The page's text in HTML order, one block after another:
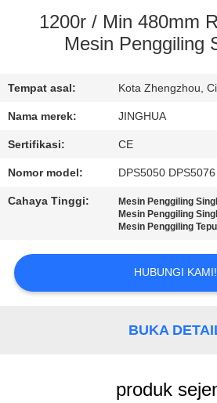
TENTANG
TUR
PABRIK
KONTROL
KAMI
PENAWARAN
1200r / Min 480mm
Mesin Penggiling
Tempat asal: Kota Zhengzhou,
Nama merek: JINGHUA
Sertifikasi: CE
Nomor model: DPS5050
Cahaya Tinggi: Mesin Penggiling
Mesin Penggiling
Mesin Penggiling
HUBUNGI KAMI!
BUKA
produk